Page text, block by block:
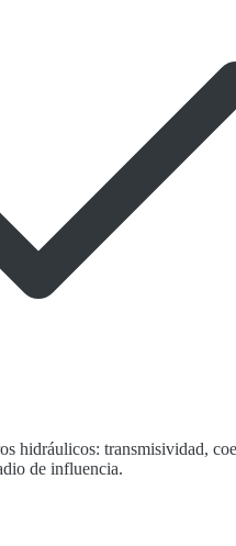
hidráulicos: transmisividad,
de influencia.